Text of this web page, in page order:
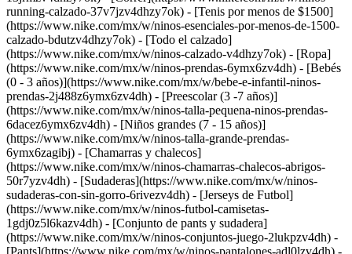
running-calzado-37v7jzv4dhzy7ok) - [Tenis por menos de $1500]
(https://www.nike.com/mx/w/ninos-esenciales-por-menos-de-1500-
calzado-bdutzv4dhzy7ok) - [Todo el calzado]
(https://www.nike.com/mx/w/ninos-calzado-v4dhzy7ok) - [Ropa]
(https://www.nike.com/mx/w/ninos-prendas-6ymx6zv4dh) - [Bebés
(0 - 3 años)](https://www.nike.com/mx/w/bebe-e-infantil-ninos-
prendas-2j488z6ymx6zv4dh) - [Preescolar (3 -7 años)]
(https://www.nike.com/mx/w/ninos-talla-pequena-ninos-prendas-
6dacez6ymx6zv4dh) - [Niños grandes (7 - 15 años)]
(https://www.nike.com/mx/w/ninos-talla-grande-prendas-
6ymx6zagibj) - [Chamarras y chalecos]
(https://www.nike.com/mx/w/ninos-chamarras-chalecos-abrigos-
50r7yzv4dh) - [Sudaderas](https://www.nike.com/mx/w/ninos-
sudaderas-con-sin-gorro-6rivezv4dh) - [Jerseys de Futbol]
(https://www.nike.com/mx/w/ninos-futbol-camisetas-
1gdj0z5l6kazv4dh) - [Conjunto de pants y sudadera]
(https://www.nike.com/mx/w/ninos-conjuntos-juego-2lukpzv4dh) -
[Pants](https://www.nike.com/mx/w/ninos-pantalones-adl0lzv4dh) -